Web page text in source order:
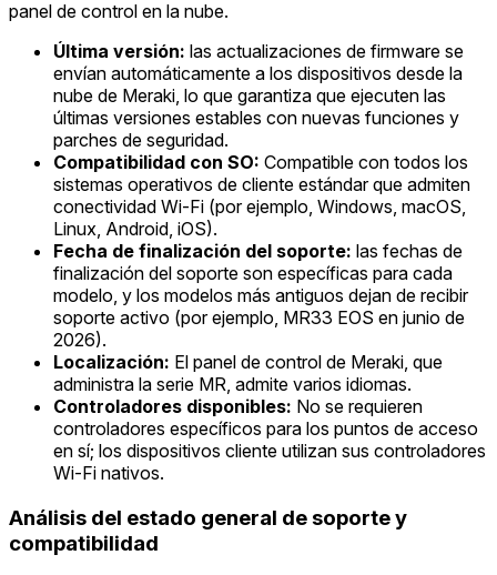
panel de control en la nube.
Última versión: las actualizaciones de firmware se
envían automáticamente a los dispositivos desde la
nube de Meraki, lo que garantiza que ejecuten las
últimas versiones estables con nuevas funciones y
parches de seguridad.
Compatibilidad con SO: Compatible con todos los
sistemas operativos de cliente estándar que admiten
conectividad Wi-Fi (por ejemplo, Windows, macOS,
Linux, Android, iOS).
Fecha de finalización del soporte: las fechas de
finalización del soporte son específicas para cada
modelo, y los modelos más antiguos dejan de recibir
soporte activo (por ejemplo, MR33 EOS en junio de
2026).
Localización: El panel de control de Meraki, que
administra la serie MR, admite varios idiomas.
Controladores disponibles: No se requieren
controladores específicos para los puntos de acceso
en sí; los dispositivos cliente utilizan sus controladores
Wi-Fi nativos.
Análisis del estado general de soporte y
compatibilidad